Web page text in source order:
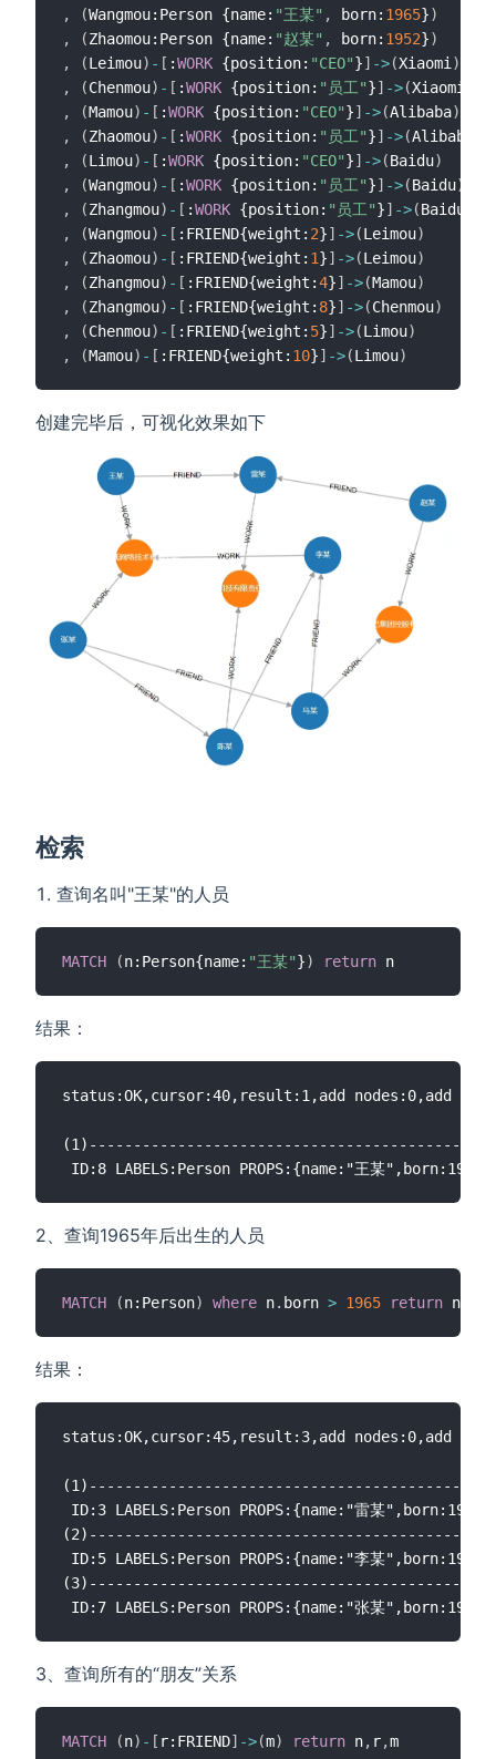
,
(Wangmou:Person {name: "王某" , born: 1965})
,
(Zhaomou:Person {name: "赵某" , born: 1952})
,
(Leimou) - [ :WORK {position: "CEO"}] ->(Xiaomi )
,
(Chenmou) - [ :WORK {position: "员工"}] ->(Xiaomi
,
(Mamou) - [ :WORK {position: "CEO"}] ->(Alibaba)
,
(Zhaomou) - [ :WORK {position: "员工"}] ->(Alibaba
,
(Limou) - [ :WORK {position: "CEO"}] ->(Baidu)
,
(Wangmou) - [ :WORK {position: "员工"}] ->(Baidu)
,
(Zhangmou) - [ :WORK {position: "员工"}] ->(Baidu
,
(Wangmou) - [ :FRIEND{weight: 2}] ->(Leimou)
,
(Zhaomou) - [ :FRIEND{weight: 1}] ->(Leimou)
,
(Zhangmou) - [ :FRIEND{weight:4}] ->(Mamou)
,
(Zhangmou) - [ :FRIEND{weight: 8}] ->(Chenmou)
,
(Chenmou) - [ :FRIEND{weight: 5}] ->(Limou)
,
(Mamou) - [ :FRIEND{weight: 10}] ->(Limou)
创建完毕后，可视化效果如下
检索
查询名叫"王某"的人员
MATCH (n:Person{name: "王某"}) return
结果：
status:OK,cursor:40,result:1,add nodes:0,add
2、查询1965年后出生的人员
MATCH (n:Person) where n. born > 1965 return
结果：
status:OK,cursor:45,result:3,add nodes:0,add
ID:3 LABELS:Person PROPS:{name:"雷某
ID:5 LABELS:Person PROPS:{name:"李某
3、查询所有的“朋友”关系
MATCH (n) - [ r:FRIEND] ->(m) return n, r,